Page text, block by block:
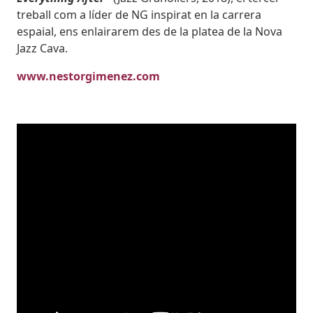
treball com a líder de NG inspirat en la carrera
espaial, ens enlairarem des de la platea de la Nova
Jazz Cava.
www.nestorgimenez.com